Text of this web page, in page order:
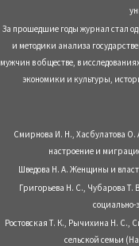
За прошедшие годы журнал стал
и методики анализа
мужчин в обществе, в
экономики и культуры,
Смирнова И. Н., Хасбулатова О.
настроение и
Шведова Н. А. Женщины и
Григорьева Н. С., Чубарова
социально-
Ростовская Т. К., Рычихина Н. С.,
сельской семьи